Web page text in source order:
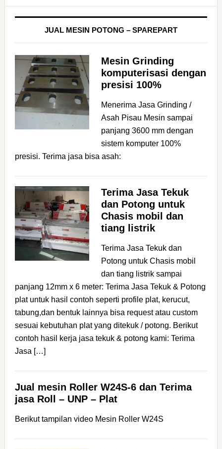
JUAL MESIN POTONG – SPAREPART
Mesin Grinding
komputerisasi dengan
presisi 100%
Menerima Jasa Grinding /
Asah Pisau Mesin sampai
panjang 3600 mm dengan
sistem komputer 100%
presisi. Terima jasa bisa asah:
Terima Jasa Tekuk
dan Potong untuk
Chasis mobil dan
tiang listrik
Terima Jasa Tekuk dan
Potong untuk Chasis mobil
dan tiang listrik sampai
panjang 12mm x 6 meter: Terima Jasa Tekuk & Potong
plat untuk hasil contoh seperti profile plat, kerucut,
tabung,dan bentuk lainnya bisa request atau custom
sesuai kebutuhan plat yang ditekuk / potong. Berikut
contoh hasil kerja jasa tekuk & potong kami: Terima
Jasa […]
Jual mesin Roller W24S-6 dan Terima
jasa Roll – UNP – Plat
Berikut tampilan video Mesin Roller W24S